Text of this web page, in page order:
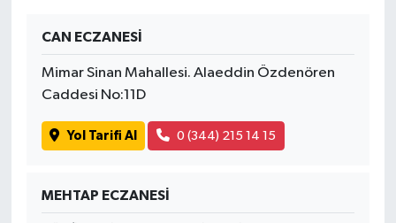
CAN ECZANESİ
Mimar Sinan Mahallesi. Alaeddin Özdenören
Caddesi No:11D
Yol Tarifi Al 0 (344) 215 14 15
MEHTAP ECZANESİ